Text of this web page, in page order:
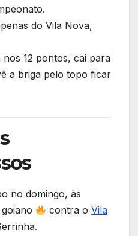
do Vila Nova,
nos 12 pontos, cai para
a briga pelo topo ficar
no domingo, às
contra oVila